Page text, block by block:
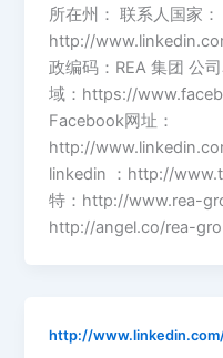
所在州： 联系人国家：
http://
政编码：REA 集团 公
域：https://
Facebook网址：
http://
linkedin ：http://
特：http://www.rea-
http://angel.co/rea-
http://